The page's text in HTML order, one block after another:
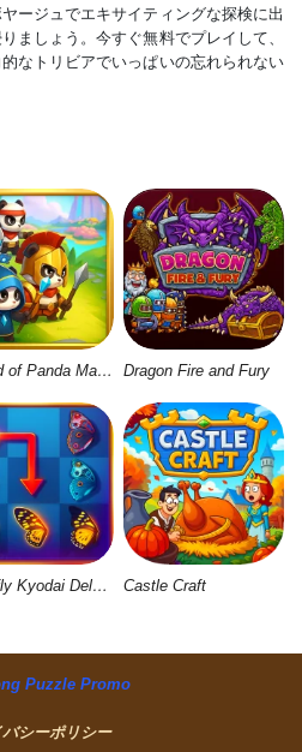
ージュでエキサイティングな探検に出
ましょう。今すぐ無料でプレイして、
なトリビアでいっぱいの忘れられない
Legend of Panda Match 3 & Battle Dragon Fire and Fury
Butterfly Kyodai Deluxe 2 Castle Craft
バシーポリシー